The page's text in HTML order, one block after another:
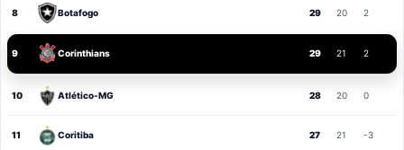
8 Botafogo 29 20 2
9 Corinthians 29 21 2
10 Atlético-MG 28 20 0
11 Coritiba 27 21 -3